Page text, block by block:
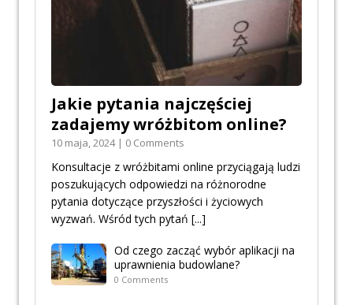
Jakie pytania najczęściej
zadajemy wróżbitom online?
10 maja, 2024 | 0 Comments
Konsultacje z wróżbitami online przyciągają ludzi
poszukujących odpowiedzi na różnorodne
pytania dotyczące przyszłości i życiowych
wyzwań. Wśród tych pytań [...]
Od czego zacząć wybór aplikacji na
uprawnienia budowlane?
0 Comments